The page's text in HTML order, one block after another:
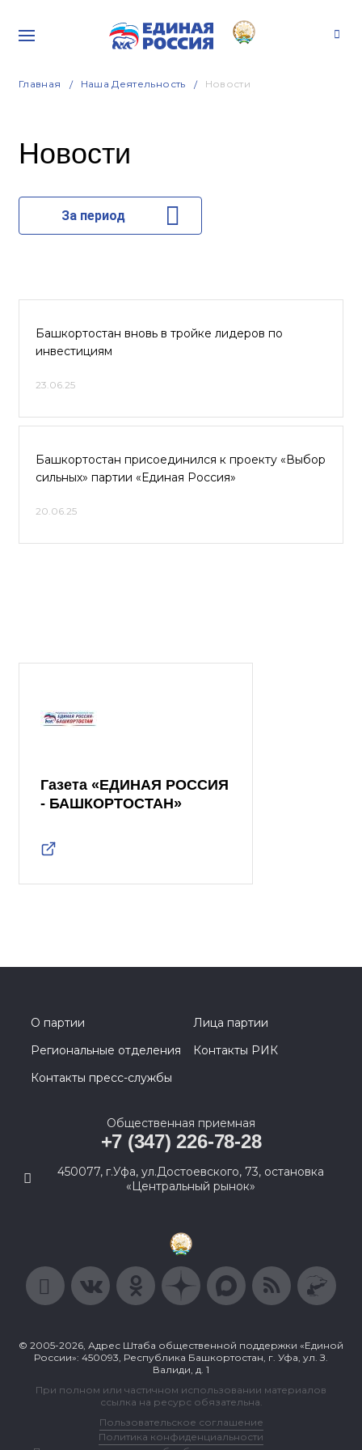
Главная Наша Деятельность Новости
Новости
За период
Башкортостан вновь в тройке лидеров по
инвестициям
23.06.25
Башкортостан присоединился к проекту «Выбор
сильных» партии «Единая Россия»
20.06.25
Газета «ЕДИНАЯ РОССИЯ
- БАШКОРТОСТАН»
О партии
Лица партии
Региональные отделения
Контакты РИК
Контакты пресс-службы
Общественная приемная
+7 (347) 226-78-28
450077, г.Уфа, ул.Достоевского, 73, остановка
«Центральный рынок»
© 2005-2026, Адрес Штаба общественной поддержки «Единой
России»: 450093, Республика Башкортостан, г. Уфа, ул. З.
Валиди, д. 1
При полном или частичном использовании материалов
ссылка на ресурс обязательна.
Пользовательское соглашение
Политика конфиденциальности